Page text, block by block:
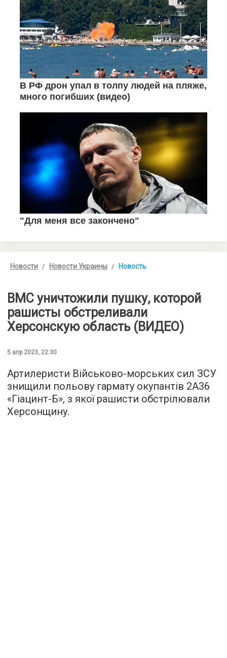
Новости Новости Украины Новость
ВМС уничтожили пушку, которой
рашисты обстреливали
Херсонскую область (ВИДЕО)
5 апр 2023, 22:30
Артилеристи Військово-морських сил ЗСУ
знищили польову гармату окупантів 2A36
«Гіацинт-Б», з якої рашисти обстрілювали
Херсонщину.